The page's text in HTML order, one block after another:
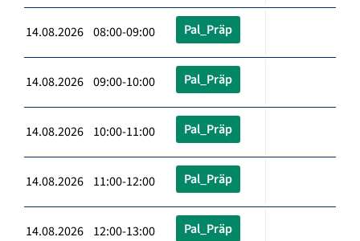
14.08.2026 08:00-09:00 Pal_Präp
14.08.2026 09:00-10:00 Pal_Präp
14.08.2026 10:00-11:00 Pal_Präp
14.08.2026 11:00-12:00 Pal_Präp
14.08.2026 12:00-13:00 Pal_Präp